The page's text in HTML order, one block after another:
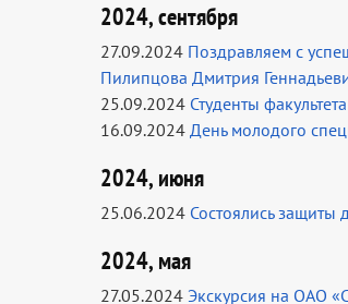
2024, сентября
27.09.2024 Поздравляем с
Пилипцова Дмитрия
25.09.2024 Студенты
16.09.2024 День молодого
2024, июня
25.06.2024 Состоялись
2024, мая
27.05.2024 Экскурсия на ОАО